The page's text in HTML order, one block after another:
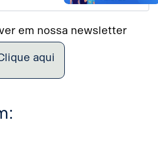
em nossa newsletter
aqui